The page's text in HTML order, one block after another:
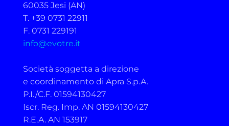
60035 Jesi (AN)
T. +39 0731 22911
F. 0731 229191
info@evotre.it
Società soggetta a direzione
e coordinamento di Apra S.p.A.
P.I./C.F. 01594130427
Iscr. Reg. Imp. AN 01594130427
R.E.A. AN 153917